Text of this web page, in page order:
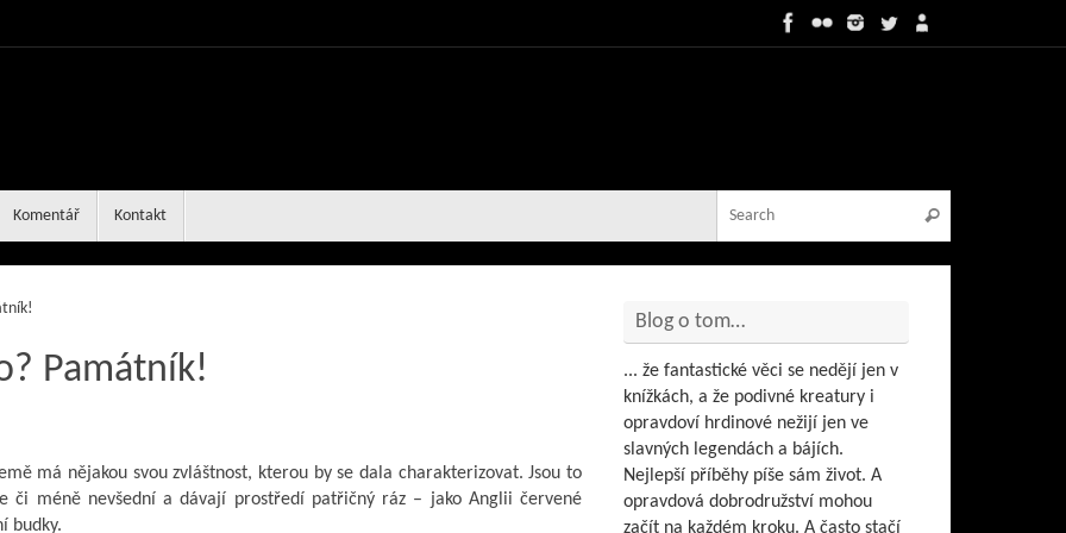
Komentář Kontakt Search
Památník!
má nějakou svou zvláštnost, kterou by se dala charakterizovat. Jsou to
či méně nevšední a dávají prostředí patřičný ráz – jako Anglii červené
budky.
Blog o tom…
... že fantastické věci se nedějí jen v
knížkách, a že podivné kreatury i
opravdoví hrdinové nežijí jen ve
slavných legendách a bájích.
Nejlepší příběhy píše sám život. A
opravdová dobrodružství mohou
začít na každém kroku. A často stačí